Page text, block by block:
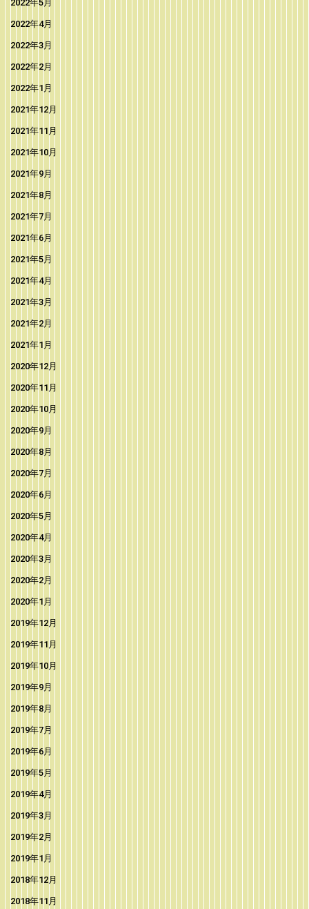
2022年5月
2022年4月
2022年3月
2022年2月
2022年1月
2021年12月
2021年11月
2021年10月
2021年9月
2021年8月
2021年7月
2021年6月
2021年5月
2021年4月
2021年3月
2021年2月
2021年1月
2020年12月
2020年11月
2020年10月
2020年9月
2020年8月
2020年7月
2020年6月
2020年5月
2020年4月
2020年3月
2020年2月
2020年1月
2019年12月
2019年11月
2019年10月
2019年9月
2019年8月
2019年7月
2019年6月
2019年5月
2019年4月
2019年3月
2019年2月
2019年1月
2018年12月
2018年11月